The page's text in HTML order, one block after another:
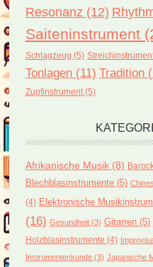
Resonanz (12)
Saiteninstrument
Schlagzeug (5)
Tonlagen(11) Tradition
Zupfinstrument(5)
Afrikanische Musik(8)
Blechblasinstrumente(5)
(4) Elektronische
(16) Gesundheit(3) Gitarren(5)
Holzblasinstrumente (4)
Instrumentenkunde(3) Japanische